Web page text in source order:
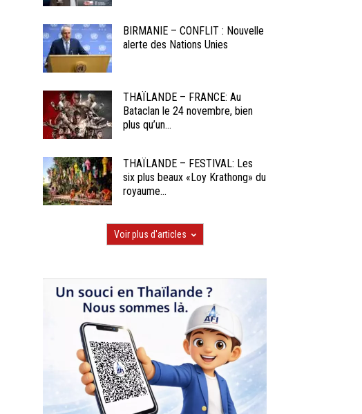
BIRMANIE – CONFLIT : Nouvelle
alerte des Nations Unies
THAÏLANDE – FRANCE: Au
Bataclan le 24 novembre, bien
plus qu’un...
THAÏLANDE – FESTIVAL: Les
six plus beaux «Loy Krathong» du
royaume...
Voir plus d'articles